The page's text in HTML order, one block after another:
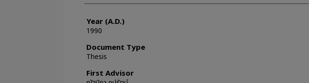
Year (A.D.)
1990
Document Type
Thesis
First Advisor